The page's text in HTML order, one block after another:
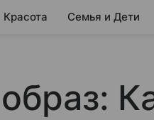
Красота Семья и Дети